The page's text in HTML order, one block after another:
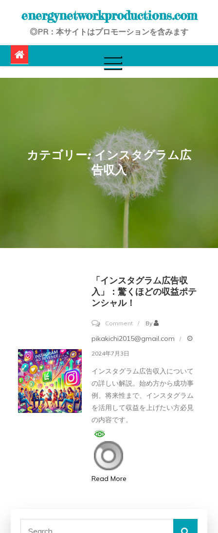
energynetworkproductions.com
◎PR：本サイトはプロモーションを含みます
カテゴリー:インスタグラム広
告収入
「インスタグラム広告収
入」：驚くほどの収益ポテ
ンシャル！
Commenton
「イ
ラ
By
pikakichi2015@gmail.com
2024年7月3日
インスタグラム広告収入について
の詳しい解説。始め方から成功事
例、将来性まで、インスタグラム
を活用して収益を上げたい方必見
の内容です。
Read More